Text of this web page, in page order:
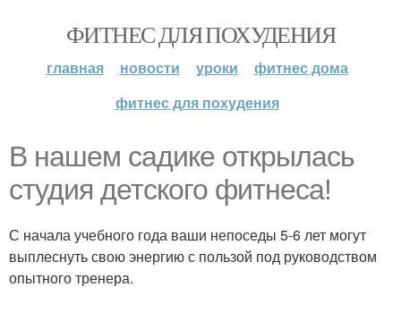
ФИТНЕС ДЛЯ ПОХУДЕНИЯ
главная новости уроки
фитнес дома
фитнес для похудения
В нашем садике открылась
студия детского фитнеса!
С начала учебного года ваши непоседы 5-6 лет могут
выплеснуть свою энергию с пользой под руководством
опытного тренера.